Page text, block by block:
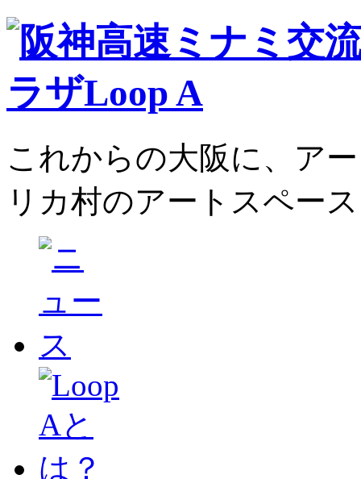
これからの大阪に、ア
リカ村のアートスペー